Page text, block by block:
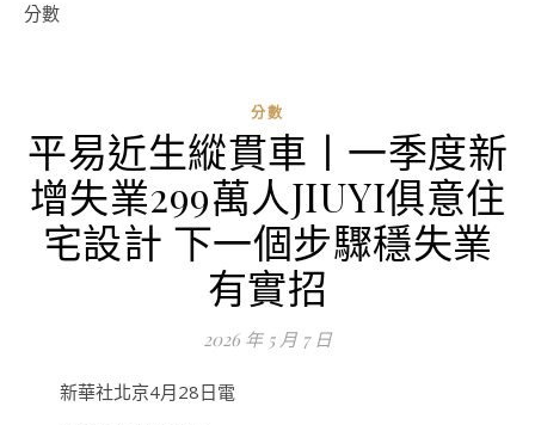
分數
分數
平易近生縱貫車丨一季度新
增失業299萬人JIUYI俱意住
宅設計 下一個步驟穩失業
有實招
2026 年 5 月 7 日
新華社北京4月28日電
0